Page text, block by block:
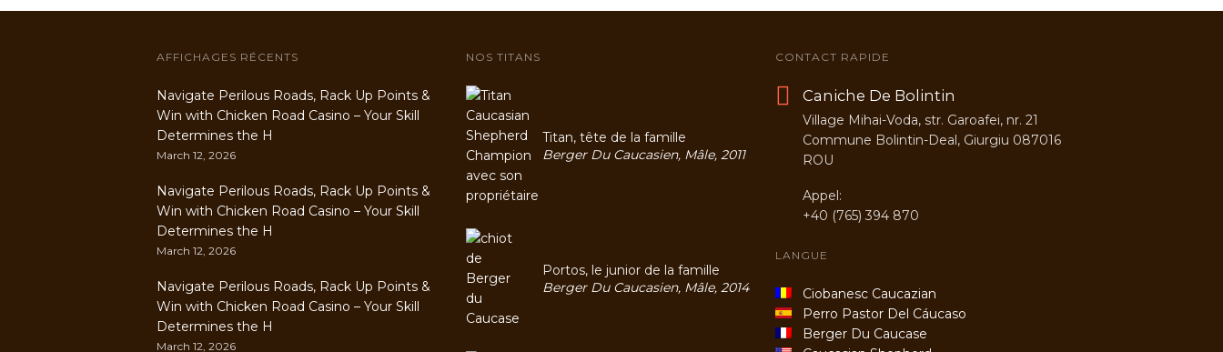
AFFICHAGES RÉCENTS
Navigate Perilous Roads, Rack Up Points &
Win with Chicken Road Casino – Your Skill
Determines the H
March 12, 2026
Navigate Perilous Roads, Rack Up Points &
Win with Chicken Road Casino – Your Skill
Determines the H
March 12, 2026
Navigate Perilous Roads, Rack Up Points &
Win with Chicken Road Casino – Your Skill
Determines the H
March 12, 2026
NOS TITANS
Titan, tête de la famille
Berger Du Caucasien, Mâle, 2011
Portos, le junior de la famille
Berger Du Caucasien, Mâle, 2014
CONTACT RAPIDE
Caniche De Bolintin
Village Mihai-Voda, str. Garoafei, nr. 21
Commune Bolintin-Deal, Giurgiu 087016
ROU
Appel:
+40 (765) 394 870
LANGUE
Ciobanesc Caucazian
Perro Pastor Del Cáucaso
Berger Du Caucase